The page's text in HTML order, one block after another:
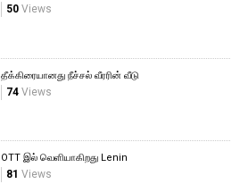
50Views
தீக்கிரையானது நீச்சல் வீரரின் வீடு
74Views
OTT இல் வெளியாகிறது Lenin
81 Views